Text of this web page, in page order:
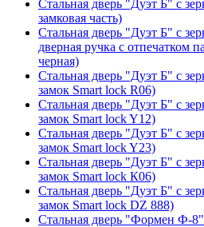
Стальная дверь "Дуэт Б" с
замковая часть)
Стальная дверь "Дуэт Б" с
дверная ручка с отпечатком
черная)
Стальная дверь "Дуэт Б" с
замок Smart lock R06)
Стальная дверь "Дуэт Б" с
замок Smart lock Y12)
Стальная дверь "Дуэт Б" с
замок Smart lock Y23)
Стальная дверь "Дуэт Б" с
замок Smart lock К06)
Стальная дверь "Дуэт Б" с
замок Smart lock DZ 888)
Стальная дверь "Формен Ф-8"